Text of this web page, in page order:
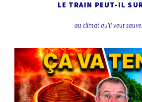
LE TRAIN PEUT-IL
au climat qu'il veut